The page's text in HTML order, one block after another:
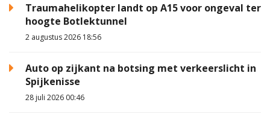
Traumahelikopter landt op A15 voor ongeval ter
hoogte Botlektunnel
2 augustus 2026 18:56
Auto op zijkant na botsing met verkeerslicht in
Spijkenisse
28 juli 2026 00:46